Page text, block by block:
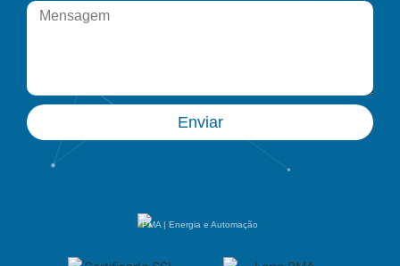
Enviar
PMA | Energia e Automação